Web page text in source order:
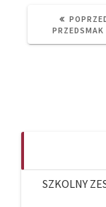
PRZEDSMAK
SZKOLNY